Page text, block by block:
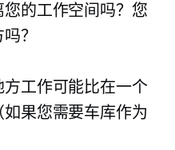
的工作空间吗？您
？
工作可能比在一个
果您需要车库作为